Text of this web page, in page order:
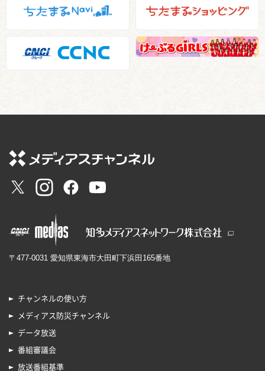
〒477-0031 愛知県東海市大田町下浜田165番地
チャンネルの使い方
メディアス防災チャンネル
データ放送
番組審議会
放送番組基準